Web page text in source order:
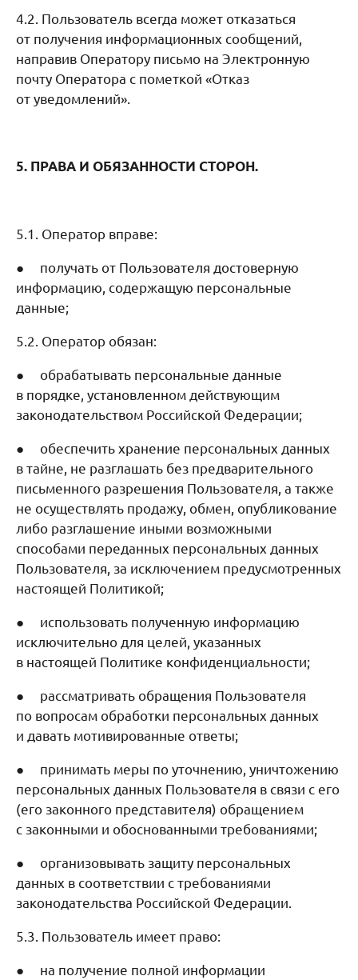
4.2. Пользователь всегда может отказаться
от получения информационных сообщений,
направив Оператору письмо на Электронную
почту Оператора с пометкой «Отказ
от уведомлений».
5. ПРАВА И ОБЯЗАННОСТИ СТОРОН.
5.1. Оператор вправе:
● получать от Пользователя достоверную
информацию, содержащую персональные
данные;
5.2. Оператор обязан:
● обрабатывать персональные данные
в порядке, установленном действующим
законодательством Российской Федерации;
● обеспечить хранение персональных данных
в тайне, не разглашать без предварительного
письменного разрешения Пользователя, а также
не осуществлять продажу, обмен, опубликование
либо разглашение иными возможными
способами переданных персональных данных
Пользователя, за исключением предусмотренных
настоящей Политикой;
● использовать полученную информацию
исключительно для целей, указанных
в настоящей Политике конфиденциальности;
● рассматривать обращения Пользователя
по вопросам обработки персональных данных
и давать мотивированные ответы;
● принимать меры по уточнению, уничтожению
персональных данных Пользователя в связи с его
(его законного представителя) обращением
с законными и обоснованными требованиями;
● организовывать защиту персональных
данных в соответствии с требованиями
законодательства Российской Федерации.
5.3. Пользователь имеет право:
● на получение полной информации